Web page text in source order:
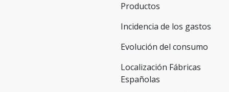
Productos
Incidencia de los gastos
Evolución del consumo
Localización Fábricas
Españolas